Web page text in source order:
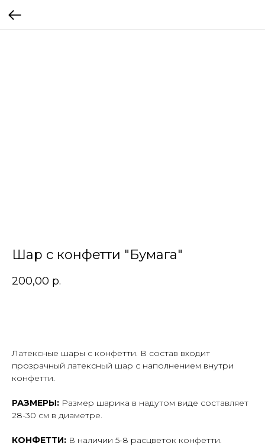
Шар с конфетти "Бумага"
200,00 р.
Латексные шары с конфетти. В состав входит
прозрачный латексный шар с наполнением внутри
конфетти.
РАЗМЕРЫ: Размер шарика в надутом виде составляет
28-30 см в диаметре.
КОНФЕТТИ: В наличии 5-8 расцветок конфетти.